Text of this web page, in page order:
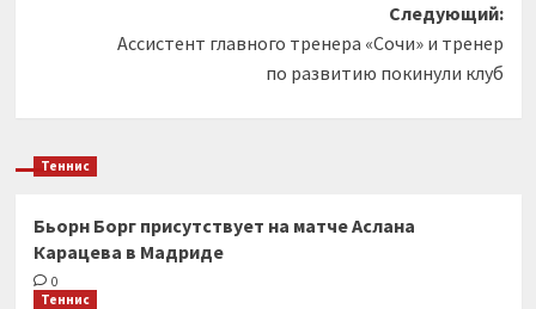
Следующий:
Ассистент главного тренера «Сочи» и тренер
по развитию покинули клуб
Теннис
Бьорн Борг присутствует на матче Аслана
Карацева в Мадриде
0
Теннис